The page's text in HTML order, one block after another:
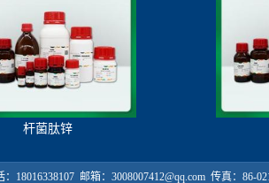
杆菌肽锌
18016338107 邮箱：3008007412@qq.com 传真：86-